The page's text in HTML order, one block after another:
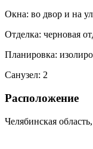
Окна: во двор и на
Отделка: черновая
Планировка:
Санузел: 2
Расположение
Челябинская